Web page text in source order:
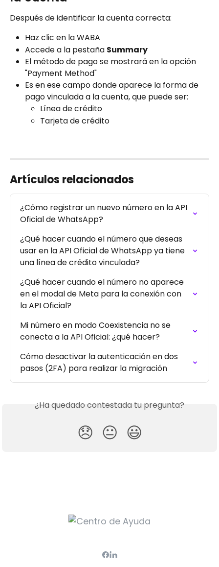
Después de identificar la cuenta correcta:
Haz clic en la WABA
Accede a la pestaña Summary
El método de pago se mostrará en la opción
"Payment Method"
Es en ese campo donde aparece la forma de
pago vinculada a la cuenta, que puede ser:
Línea de crédito
Tarjeta de crédito
Artículos relacionados
¿Cómo registrar un nuevo número en la API
Oficial de WhatsApp?
¿Qué hacer cuando el número que deseas
usar en la API Oficial de WhatsApp ya tiene
una línea de crédito vinculada?
¿Qué hacer cuando el número no aparece
en el modal de Meta para la conexión con
la API Oficial?
Mi número en modo Coexistencia no se
conecta a la API Oficial: ¿qué hacer?
Cómo desactivar la autenticación en dos
pasos (2FA) para realizar la migración
¿Ha quedado contestada tu pregunta?
😞 😐 😃